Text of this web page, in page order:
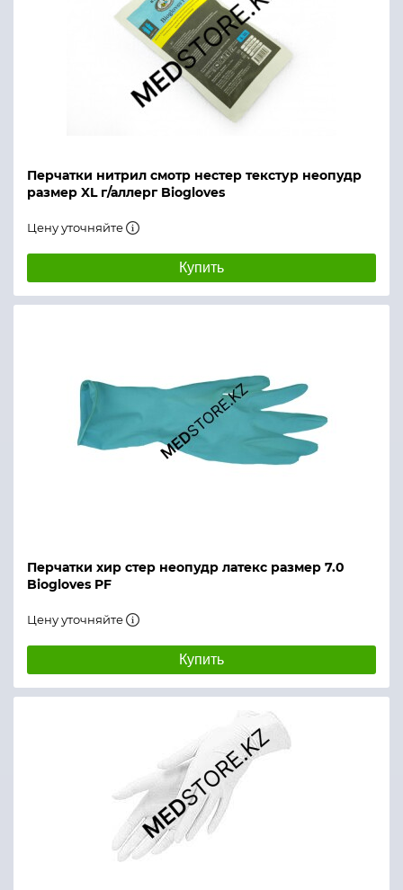
Перчатки нитрил смотр нестер текстур неопудр
размер XL г/аллерг Biogloves
Цену уточняйте
Купить
Перчатки хир стер неопудр латекс размер 7.0
Biogloves PF
Цену уточняйте
Купить